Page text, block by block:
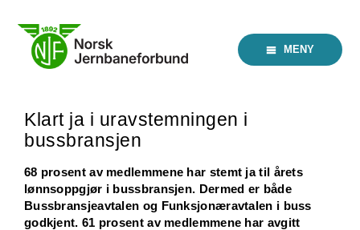
content
MENY
Klart ja i uravstemningen i
bussbransjen
68 prosent av medlemmene har stemt ja til årets
lønnsoppgjør i bussbransjen. Dermed er både
Bussbransjeavtalen og Funksjonæravtalen i buss
godkjent. 61 prosent av medlemmene har avgitt